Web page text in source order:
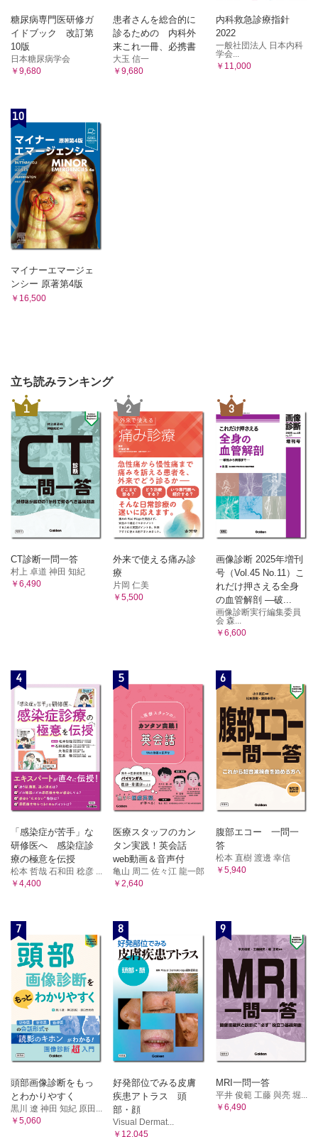
糖尿病専門医研修ガ
イドブック 改訂第
10版
日本糖尿病学会
￥9,680
患者さんを総合的に
診るための 内科外
来これ一冊、必携書
大玉 信一
￥9,680
内科救急診療指針
2022
一般社団法人 日本内科
学会...
￥11,000
10
マイナーエマージェ
ンシー 原著第4版
￥16,500
立ち読みランキング
1
CT診断一問一答
村上 卓道 神田 知紀
￥6,490
2
外来で使える痛み診
療
片岡 仁美
￥5,500
3
画像診断 2025年増刊
号（Vol.45 No.11）こ
れだけ押さえる全身
の血管解剖 ―破...
画像診断実行編集委員
会 森...
￥6,600
4
「感染症が苦手」な
研修医へ 感染症診
療の極意を伝授
松本 哲哉 石和田 稔彦 ...
￥4,400
5
医療スタッフのカン
タン実践！英会話
web動画＆音声付
亀山 周二 佐々江 龍一郎
￥2,640
6
腹部エコー 一問一
答
松本 直樹 渡邊 幸信
￥5,940
7
頭部画像診断をもっ
とわかりやすく
黒川 遼 神田 知紀 原田...
￥5,060
8
好発部位でみる皮膚
疾患アトラス 頭
部・顔
Visual Dermat...
￥12,045
9
MRI一問一答
平井 俊範 工藤 與亮 堀...
￥6,490